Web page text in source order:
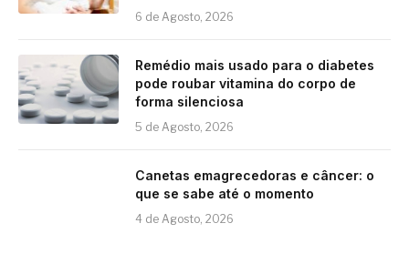
6 de Agosto, 2026
Remédio mais usado para o diabetes
pode roubar vitamina do corpo de
forma silenciosa
5 de Agosto, 2026
Canetas emagrecedoras e câncer: o
que se sabe até o momento
4 de Agosto, 2026